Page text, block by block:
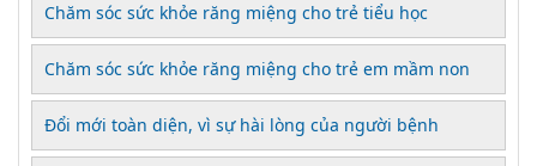
Chăm sóc sức khỏe răng miệng cho trẻ tiểu học
Chăm sóc sức khỏe răng miệng cho trẻ em mầm non
Đổi mới toàn diện, vì sự hài lòng của người bệnh